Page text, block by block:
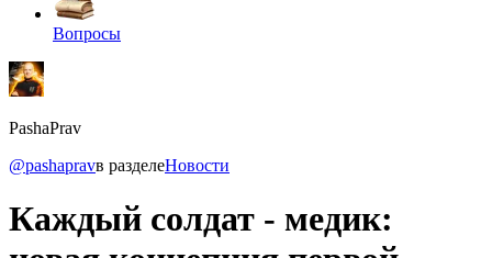
Вопросы
PashaPrav
@pashapravв разделеНовости
Каждый солдат - медик: